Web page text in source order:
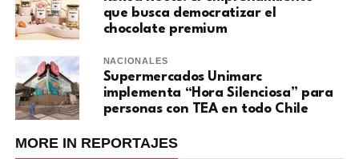
que busca democratizar el
chocolate premium
NACIONALES
Supermercados Unimarc
implementa “Hora Silenciosa” para
personas con TEA en todo Chile
MORE IN REPORTAJES